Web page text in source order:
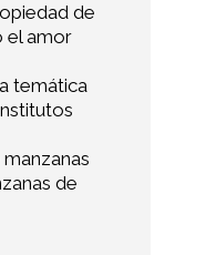
de
el amor
temática
de